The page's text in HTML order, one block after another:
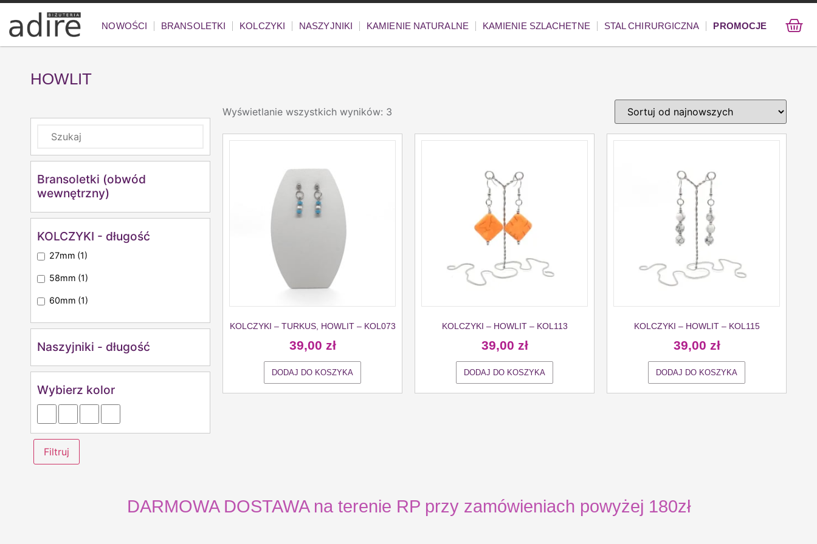
NOWOŚCI BRANSOLETKI KOLCZYKI NASZYJNIKI KAMIENIE NATURALNE KAMIENIE SZLACHETNE STAL CHIRURGICZNA PROMOCJE
HOWLIT
Bransoletki (obwód
wewnętrzny)
KOLCZYKI - długość
27mm (1)
58mm (1)
60mm (1)
Naszyjniki - długość
Wybierz kolor
Filtruj
Wyświetlanie wszystkich wyników: 3
KOLCZYKI – TURKUS, HOWLIT – KOL073
39,00 zł
DODAJ DO KOSZYKA
KOLCZYKI – HOWLIT – KOL113
39,00 zł
DODAJ DO KOSZYKA
KOLCZYKI – HOWLIT – KOL115
39,00 zł
DODAJ DO KOSZYKA
DARMOWA DOSTAWA na terenie RP przy zamówieniach powyżej 180zł